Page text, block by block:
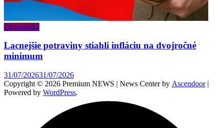
Ekonomika
Lacnejšie potraviny stiahli infláciu na dvojročné
minimum
31/07/202631/07/2026
Copyright © 2026 Premium NEWS | News Center by Ascendoor|
Powered by WordPress.